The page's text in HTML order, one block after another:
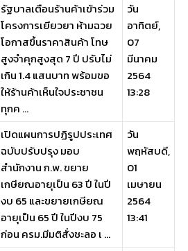
รัฐบาลเตือนร้านค้าเข้าร่วม
โครงการเยียวยา ห้ามฉวย
โอกาสขึ้นราคาสินค้า โทษ
สูงจำคุกสูงสุด 7 ปี ปรับไม่
เกิน 1.4 แสนบาท พร้อมขอ
ให้ร้านค้าเห็นใจประชาชน
ทุกค ...
วัน
อาทิตย์,
07
มีนาคม
2564
13:28
เปิดแผนการปฏิรูปประเทศ
ฉบับปรับปรุง มอบ
สำนักงาน ก.พ. ขยาย
เกษียณอายุเป็น 63 ปี ในปี
งบ 65 และขยายเกษียณ
อายุเป็น 65 ปี ในปีงบ 75
ก่อน ครม.มีมติสั่งชะลอ เ ...
วัน
พฤหัสบดี,
01
เมษายน
2564
13:41